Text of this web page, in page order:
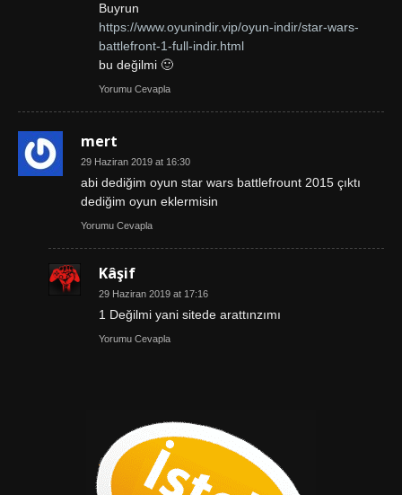
Buyrun
https://www.oyunindir.vip/oyun-indir/star-wars-
battlefront-1-full-indir.html
bu değilmi 🙂
Yorumu Cevapla
mert
29 Haziran 2019 at 16:30
abi dediğim oyun star wars battlefrount 2015 çıktı
dediğim oyun eklermisin
Yorumu Cevapla
Kâşif
29 Haziran 2019 at 17:16
1 Değilmi yani sitede arattınzımı
Yorumu Cevapla